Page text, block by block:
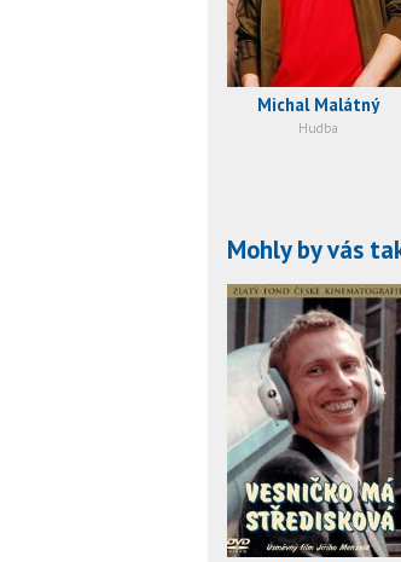
Michal Malátný
Hudba
Mohly by vás